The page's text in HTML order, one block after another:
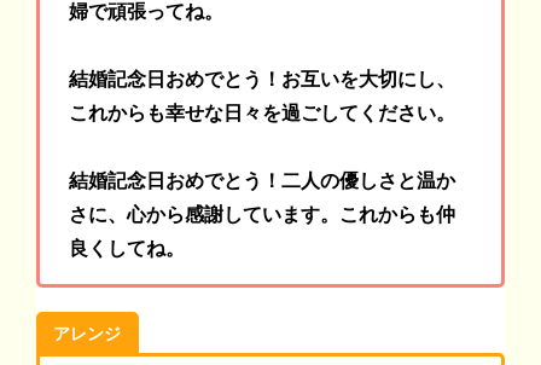
婦で頑張ってね。
結婚記念日おめでとう！お互いを大切にし、
これからも幸せな日々を過ごしてください。
結婚記念日おめでとう！二人の優しさと温か
さに、心から感謝しています。これからも仲
良くしてね。
アレンジ